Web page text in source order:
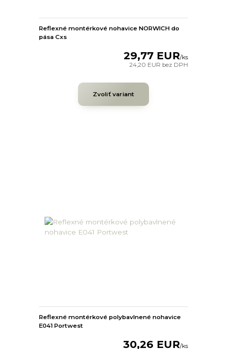
Reflexné montérkové nohavice NORWICH do
pása Cxs
29,77 EUR/ks
24,20 EUR bez DPH
Zvoliť variant
Reflexné montérkové polybavlnené nohavice
E041 Portwest
30,26 EUR/ks